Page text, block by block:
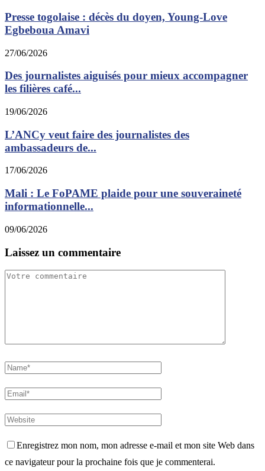
Presse togolaise : décès du doyen, Young-Love
Egbeboua Amavi
27/06/2026
Des journalistes aiguisés pour mieux accompagner
les filières café...
19/06/2026
L’ANCy veut faire des journalistes des
ambassadeurs de...
17/06/2026
Mali : Le FoPAME plaide pour une souveraineté
informationnelle...
09/06/2026
Laissez un commentaire
Enregistrez mon nom, mon adresse e-mail et mon site Web dans
ce navigateur pour la prochaine fois que je commenterai.